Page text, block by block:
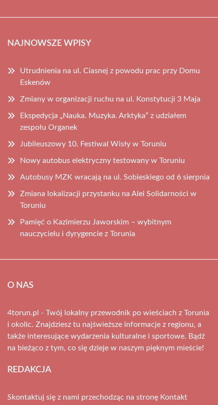
NAJNOWSZE WPISY
Utrudnienia na ul. Ciasnej z powodu prac przy Domu
Eskenów
Zmiany w organizacji ruchu na ul. Konstytucji 3 Maja
Ekspedycja „Nauka. Muzyka. Arktyka” z udziałem
zespołu Organek
Jubileuszowy 10. Festiwal Wisły w Toruniu
Nowy autobus elektryczny testowany w Toruniu
Autobusy MZK wracają na ul. Sobieskiego od 6 sierpnia
Zmiana lokalizacji przystanku na Alei Solidarności w
Toruniu
Pamięć o Kazimierzu Jaworskim – wybitnym
nauczycielu i dyrygencie z Torunia
O NAS
4torun.pl - Twój lokalny przewodnik po wieściach z Torunia
i okolic. Znajdziesz tu najświeższe informacje z regionu, a
także interesujące wydarzenia kulturalne i sportowe. Bądź
na bieżąco z tym, co się dzieje w naszym pięknym mieście!
REDAKCJA
Skontaktuj się z nami przechodząc na stronę Kontakt